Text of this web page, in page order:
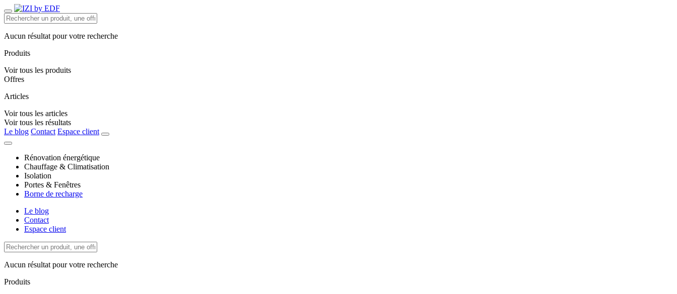
Aucun résultat pour votre recherche
Produits
Voir tous les produits
Offres
Articles
Voir tous les articles
Voir tous les résultats
Le blog Contact Espace client
Rénovation énergétique
Chauffage & Climatisation
Isolation
Portes & Fenêtres
Borne de recharge
Le blog
Contact
Espace client
Aucun résultat pour votre recherche
Produits